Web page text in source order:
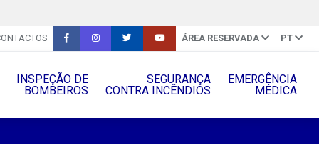
ÁREA RESERVADA PT
INSPEÇÃO DE
BOMBEIROS
SEGURANÇA
CONTRA INCÊNDIOS
EMERGÊNCIA
MÉDICA